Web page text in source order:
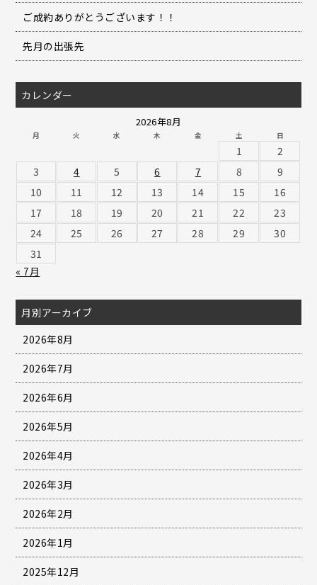
ご成約ありがとうございます！！
先月の出張先
カレンダー
2026年8月
月 火 水 木 金 土 日
1
2
3
4 5 6 7 8
9
10
11 12 13 14 15
16
17
18 19 20 21 22
23
24
25 26 27 28 29
30
31
« 7月
月別アーカイブ
2026年8月
2026年7月
2026年6月
2026年5月
2026年4月
2026年3月
2026年2月
2026年1月
2025年12月